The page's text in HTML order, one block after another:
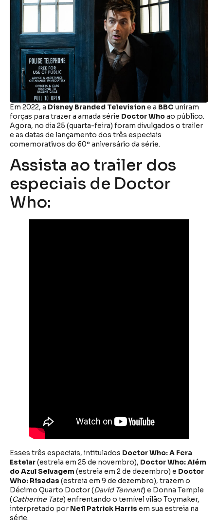
Em 2022, a Disney Branded Televisione a BBC uniram
forças para trazer a amada série Doctor Whoao público.
Agora, no dia 25 (quarta-feira) foram divulgados o trailer
e as datas de lançamento dos três especiais
comemorativos do 60º aniversário da série.
Assista ao trailer dos
especiais de Doctor
Who:
Esses três especiais, intitulados Doctor Who: A Fera
Estelar(estreia em 25 de novembro), Doctor Who: Além
do Azul Selvagem (estreia em 2 de dezembro) e Doctor
Who: Risadas (estreia em 9 de dezembro), trazem o
Décimo Quarto Doctor (David Tennant) e Donna Temple
(Catherine Tate) enfrentando o temível vilão Toymaker,
interpretado por Neil Patrick Harris em sua estreia na
série.